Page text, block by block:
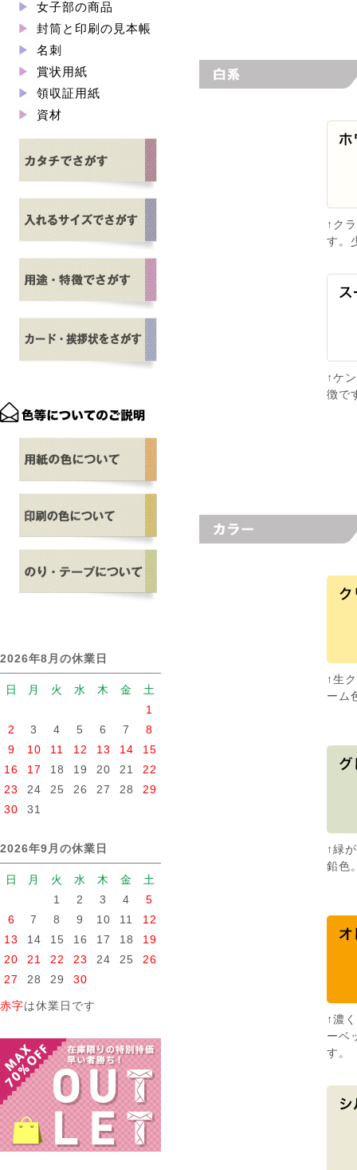
女子部の商品
封筒と印刷の見本帳
名刺
賞状用紙
領収証用紙
資材
2026年8月の休業日
日 月 火 水 木 金
土
1
2
3 4 5 6 7
8
9
10 11 12 13 14
15
16
17 18 19 20 21
22
23
24 25 26 27 28
29
30
31
2026年9月の休業日
日 月 火 水 木 金
土
1
2 3 4
5
6
7 8 9 10 11
12
13
14 15 16 17 18
19
20
21 22 23 24 25
26
27
28 29 30
赤字は休業日です
↑ク
す。
↑ケ
徴で
↑生
ーム
↑緑
鉛色
↑濃
ーベ
す。